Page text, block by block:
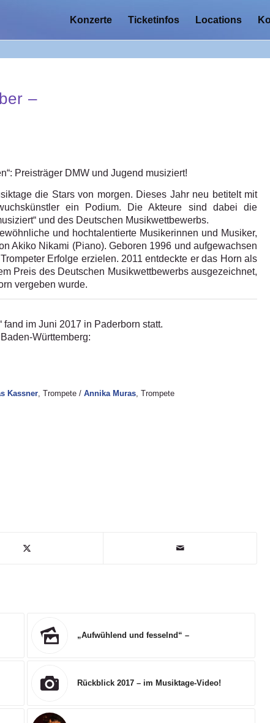
Konzerte Ticketinfos Locations
–
Preisträger DMW und Jugend musiziert!
die Stars von morgen. Dieses Jahr neu betitelt mit
ein Podium. Die Akteure sind dabei die
und des Deutschen Musikwettbewerbs.
und hochtalentierte Musikerinnen und Musiker,
Akiko Nikami (Piano). Geboren 1996 und aufgewachsen
Erfolge erzielen. 2011 entdeckte er das Horn als
Preis des Deutschen Musikwettbewerbs ausgezeichnet,
vergeben wurde.
fand im Juni 2017 in Paderborn statt.
Württemberg:
Kassner , Trompete / Annika Muras , Trompete
„Aufwühlend und fesselnd“ –
Rückblick 2017 – im Musiktage-Video!